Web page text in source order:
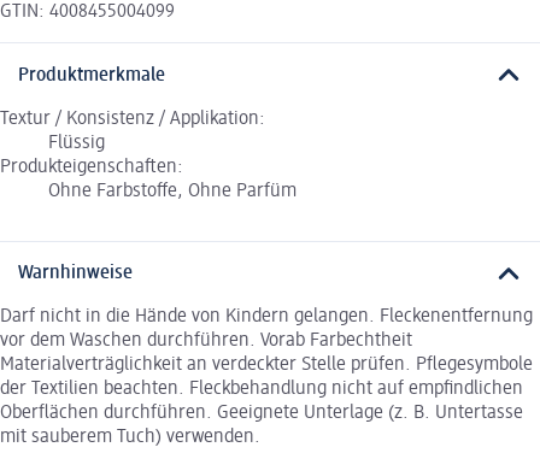
GTIN: 4008455004099
Produktmerkmale
Textur / Konsistenz / Applikation:
Flüssig
Produkteigenschaften:
Ohne Farbstoffe, Ohne Parfüm
Warnhinweise
Darf nicht in die Hände von Kindern gelangen. Fleckenentfernung
vor dem Waschen durchführen. Vorab Farbechtheit
Materialverträglichkeit an verdeckter Stelle prüfen. Pflegesymbole
der Textilien beachten. Fleckbehandlung nicht auf empfindlichen
Oberflächen durchführen. Geeignete Unterlage (z. B. Untertasse
mit sauberem Tuch) verwenden.